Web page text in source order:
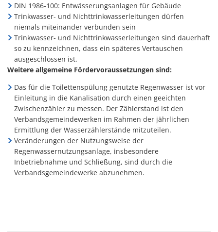
DIN 1986-100: Entwässerungsanlagen für Gebäude
Trinkwasser- und Nichttrinkwasserleitungen dürfen
niemals miteinander verbunden sein
Trinkwasser- und Nichttrinkwasserleitungen sind dauerhaft
so zu kennzeichnen, dass ein späteres Vertauschen
ausgeschlossen ist.
Weitere allgemeine Fördervoraussetzungen sind:
Das für die Toilettenspülung genutzte Regenwasser ist vor
Einleitung in die Kanalisation durch einen geeichten
Zwischenzähler zu messen. Der Zählerstand ist den
Verbandsgemeindewerken im Rahmen der jährlichen
Ermittlung der Wasserzählerstände mitzuteilen.
Veränderungen der Nutzungsweise der
Regenwassernutzungsanlage, insbesondere
Inbetriebnahme und Schließung, sind durch die
Verbandsgemeindewerke abzunehmen.